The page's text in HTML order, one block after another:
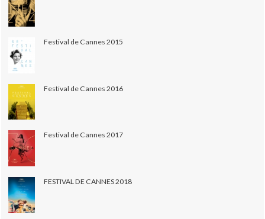
Festival de Cannes 2015
Festival de Cannes 2016
Festival de Cannes 2017
FESTIVAL DE CANNES 2018